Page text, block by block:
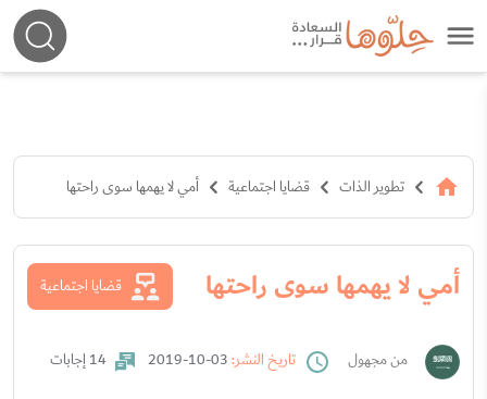
تطوير الذات قضايا اجتماعية أمي لا يهمها سوى راحتها
أمي لا يهمها سوى راحتها قضايا اجتماعية
من مجهول تاريخ النشر: 14 إجابات